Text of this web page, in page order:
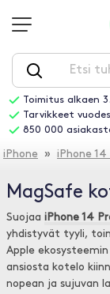
Toimitus alkaen
Tarvikkeet
850 000
iPhone » iPhone 14
MagSafe
Suojaa iPhone 14
yhdistyvät tyyli,
Apple
ansiosta kotelo
nopean ja sujuvan